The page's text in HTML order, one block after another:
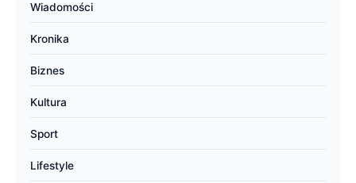
Wiadomości
Kronika
Biznes
Kultura
Sport
Lifestyle